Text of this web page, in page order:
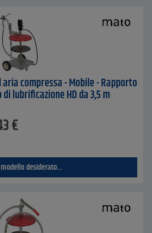
compressa - Mobile - Rapporto
lubrificazione HD da 3,5 m
€
desiderato...